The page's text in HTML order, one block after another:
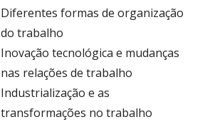
Diferentes formas de organização
do trabalho
Inovação tecnológica e mudanças
nas relações de trabalho
Industrialização e as
transformações no trabalho